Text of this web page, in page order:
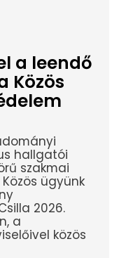
a leendő
Közös
hallgatói
szakmai
ügyünk
2026.
a
közös